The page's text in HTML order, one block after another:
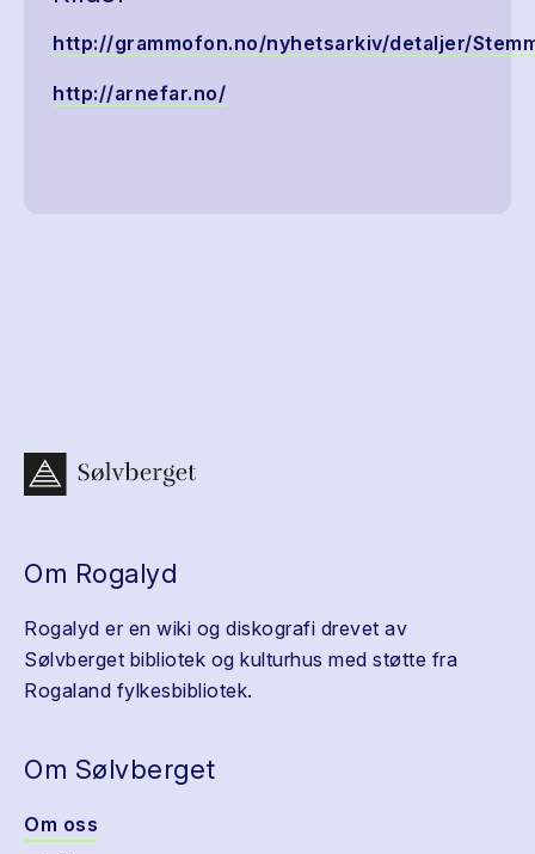
http://grammofon.no/nyhetsarkiv/detaljer/
http://arnefar.no/
Om Rogalyd
Rogalyd er en wiki og diskografi drevet av
Sølvberget bibliotek og kulturhus med støtte fra
Rogaland fylkesbibliotek.
Om Sølvberget
Om oss